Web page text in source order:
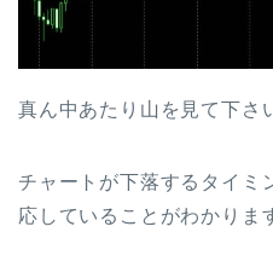
真ん中あたり山を見て下さ
チャートが下落するタイミ
応していることがわかりま